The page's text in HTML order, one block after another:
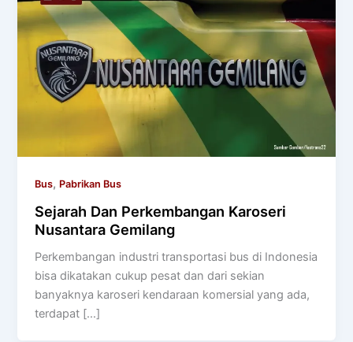
Bus, Pabrikan Bus
Sejarah Dan Perkembangan Karoseri
Nusantara Gemilang
Perkembangan industri transportasi bus di Indonesia
bisa dikatakan cukup pesat dan dari sekian
banyaknya karoseri kendaraan komersial yang ada,
terdapat […]